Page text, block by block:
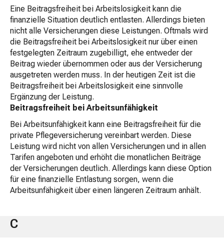
Eine Beitragsfreiheit bei Arbeitslosigkeit kann die
finanzielle Situation deutlich entlasten. Allerdings bieten
nicht alle Versicherungen diese Leistungen. Oftmals wird
die Beitragsfreiheit bei Arbeitslosigkeit nur über einen
festgelegten Zeitraum zugebilligt, ehe entweder der
Beitrag wieder übernommen oder aus der Versicherung
ausgetreten werden muss. In der heutigen Zeit ist die
Beitragsfreiheit bei Arbeitslosigkeit eine sinnvolle
Ergänzung der Leistung.
Beitragsfreiheit bei Arbeitsunfähigkeit
Bei Arbeitsunfähigkeit kann eine Beitragsfreiheit für die
private Pflegeversicherung vereinbart werden. Diese
Leistung wird nicht von allen Versicherungen und in allen
Tarifen angeboten und erhöht die monatlichen Beiträge
der Versicherungen deutlich. Allerdings kann diese Option
für eine finanzielle Entlastung sorgen, wenn die
Arbeitsunfähigkeit über einen längeren Zeitraum anhält.
C